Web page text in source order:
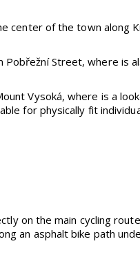
center of the town along
Street, where is
Vysoká, where is a
for physically fit
on the main cycling
an asphalt bike path